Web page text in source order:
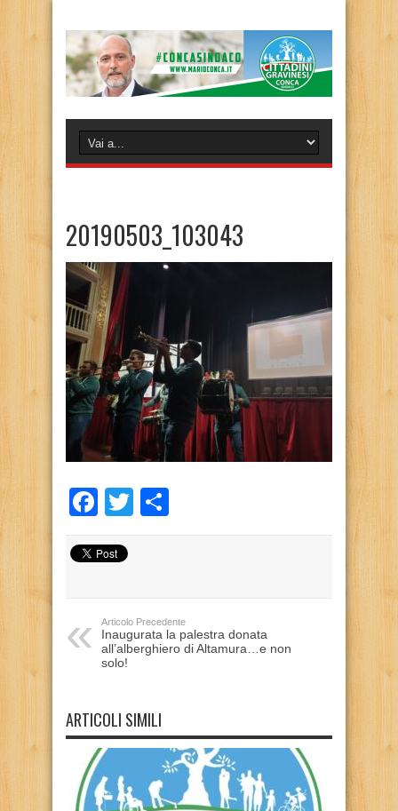
20190503_103043
Facebook
Twitter
Articolo Precedente
Inaugurata la palestra donata
all’alberghiero di Altamura…e non
solo!
ARTICOLI SIMILI